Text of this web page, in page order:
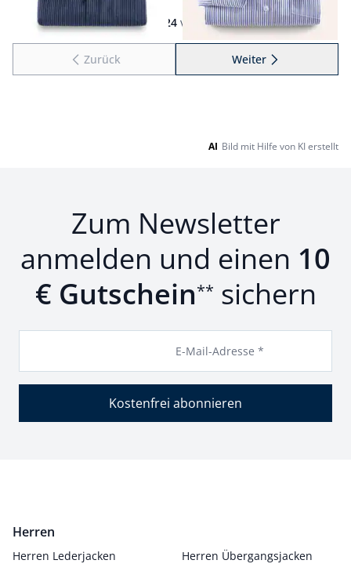
Seite 1 geladen. Zeige Produkte 1 bis 24 von 56.
1bis 24 von 56
Zurück Weiterzu Seite 2
AI Bild mit Hilfe von KI erstellt
Zum Newsletter
anmelden und einen 10
€ Gutschein** sichern
E-Mail-Adresse *
Kostenfrei abonnieren
Herren
Herren Lederjacken
Herren Übergangsjacken